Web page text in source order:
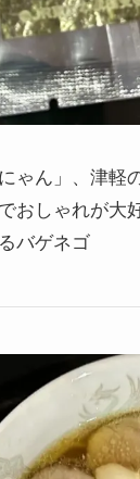
ゃん」、 津軽
おしゃれが大
バゲネゴ